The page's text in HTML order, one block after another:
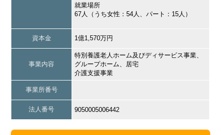
就業場所
67人（うち女性：54人、パート：15人）
資本金 1億1,570万円
事業内容
特別養護老人ホーム及びディサービス事業、
グループホーム、居宅
介護支援事業
事業所番号
法人番号 9050005006442